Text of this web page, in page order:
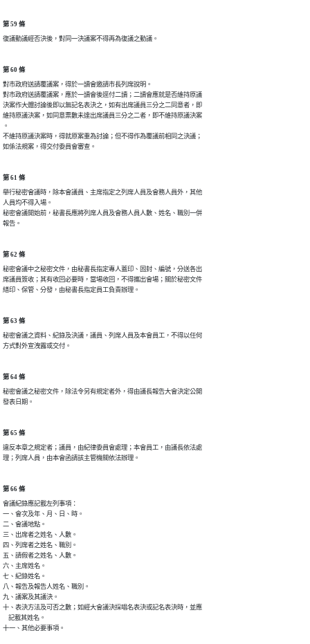
第 59 條
復議動議經否決後，對同一決議案不得再為復議之動議。
第 60 條
對市政府送請覆議案，得於一讀會邀請市長列席說明。
對市政府送請覆議案，應於一讀會後逕付二讀；二讀會應就是否維持原議
決案作大體討論後即以無記名表決之，如有出席議員三分之二同意者，即
維持原議決案，如同意票數未達出席議員三分之二者，即不維持原議決案
。
不維持原議決案時，得就原案重為討論；但不得作為覆議前相同之決議；
如係法規案，得交付委員會審查。
第 61 條
舉行秘密會議時，除本會議員、主席指定之列席人員及會務人員外，其他
人員均不得入場。
秘密會議開始前，秘書長應將列席人員及會務人員人數、姓名、職別一併
報告。
第 62 條
秘密會議中之秘密文件，由秘書長指定專人蓋印、固封、編號，分送各出
席議員簽收；其有收回必要時，當場收回，不得攜出會場；關於秘密文件
繕印、保管、分發，由秘書長指定員工負責辦理。
第 63 條
秘密會議之資料、紀錄及決議，議員、列席人員及本會員工，不得以任何
方式對外宣洩露或交付。
第 64 條
秘密會議之秘密文件，除法令另有規定者外，得由議長報告大會決定公開
發表日期。
第 65 條
違反本章之規定者；議員，由紀律委員會處理；本會員工，由議長依法處
理；列席人員，由本會函請該主管機關依法辦理。
第 66 條
會議紀錄應記載左列事項：
一、會次及年、月、日、時。
二、會議地點。
三、出席者之姓名、人數。
四、列席者之姓名、職別。
五、請假者之姓名、人數。
六、主席姓名。
七、紀錄姓名。
八、報告及報告人姓名、職別。
九、議案及其議決。
十、表決方法及可否之數；如經大會議決採唱名表決或記名表決時，並應
    記載其姓名。
十一、其他必要事項。